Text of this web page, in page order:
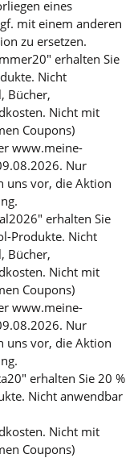
eines
mit einem anderen
zu ersetzen.
erhalten Sie
Nicht
Bücher,
Nicht mit
Coupons)
www.meine-
Nur
uns vor, die Aktion
erhalten Sie
Produkte. Nicht
Bücher,
Nicht mit
Coupons)
www.meine-
Nur
uns vor, die Aktion
erhalten Sie 20 %
Nicht anwendbar
Nicht mit
Coupons)